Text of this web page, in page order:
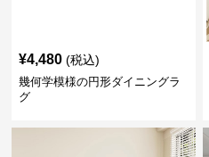
¥4,480 (税込)
幾何学模様の円形ダイニングラ
グ